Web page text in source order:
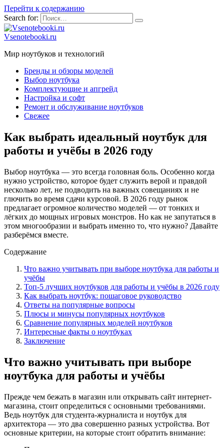
Перейти к содержанию
Search for:
Vsenotebooki.ru
Мир ноутбуков и технологий
Бренды и обзоры моделей
Выбор ноутбука
Комплектующие и апгрейд
Настройка и софт
Ремонт и обслуживание ноутбуков
Свежее
Как выбрать идеальный ноутбук для
работы и учёбы в 2026 году
Выбор ноутбука — это всегда головная боль. Особенно когда
нужно устройство, которое будет служить верой и правдой
несколько лет, не подводить на важных совещаниях и не
глючить во время сдачи курсовой. В 2026 году рынок
предлагает огромное количество моделей — от тонких и
лёгких до мощных игровых монстров. Но как не запутаться в
этом многообразии и выбрать именно то, что нужно? Давайте
разберёмся вместе.
Содержание
Что важно учитывать при выборе ноутбука для работы и
учёбы
Топ-5 лучших ноутбуков для работы и учёбы в 2026 году
Как выбрать ноутбук: пошаговое руководство
Ответы на популярные вопросы
Плюсы и минусы популярных ноутбуков
Сравнение популярных моделей ноутбуков
Интересные факты о ноутбуках
Заключение
Что важно учитывать при выборе
ноутбука для работы и учёбы
Прежде чем бежать в магазин или открывать сайт интернет-
магазина, стоит определиться с основными требованиями.
Ведь ноутбук для студента-журналиста и ноутбук для
архитектора — это два совершенно разных устройства. Вот
основные критерии, на которые стоит обратить внимание: